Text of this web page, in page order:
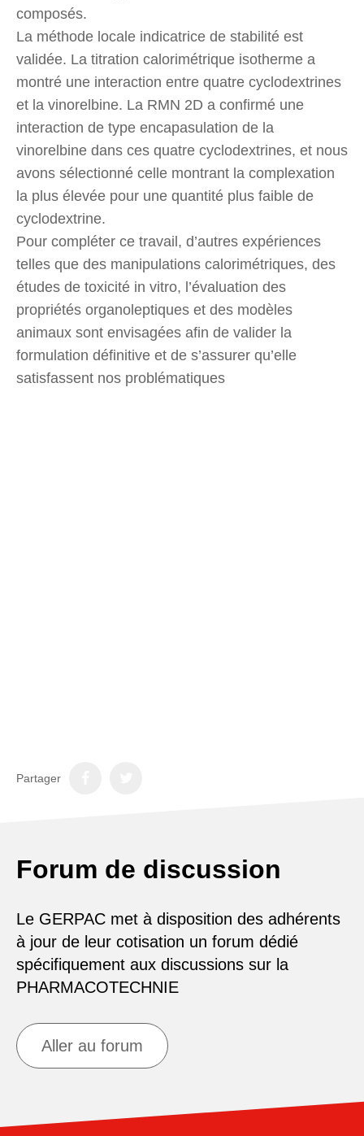
composés.
La méthode locale indicatrice de stabilité est
validée. La titration calorimétrique isotherme a
montré une interaction entre quatre cyclodextrines
et la vinorelbine. La RMN 2D a confirmé une
interaction de type encapasulation de la
vinorelbine dans ces quatre cyclodextrines, et nous
avons sélectionné celle montrant la complexation
la plus élevée pour une quantité plus faible de
cyclodextrine.
Pour compléter ce travail, d’autres expériences
telles que des manipulations calorimétriques, des
études de toxicité in vitro, l’évaluation des
propriétés organoleptiques et des modèles
animaux sont envisagées afin de valider la
formulation définitive et de s’assurer qu’elle
satisfassent nos problématiques
Partager
Forum de discussion
Le GERPAC met à disposition des adhérents
à jour de leur cotisation un forum dédié
spécifiquement aux discussions sur la
PHARMACOTECHNIE
Aller au forum